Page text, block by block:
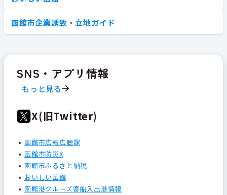
函館市企業誘致・立地ガイド
SNS・アプリ情報
もっと見る
X(旧Twitter)
函館市広報広聴課
函館市防災X
函館市ふるさと納税
おいしい函館
函館港クルーズ客船入出港情報